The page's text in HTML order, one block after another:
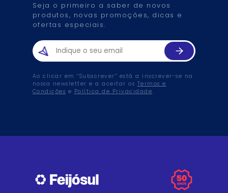
Seja o primeiro a saber de novos
produtos, novas promoções, dicas e
ofertas especiais.
Ao clicar em “Subscrever” está a inscrever-se na
nossa newsletter e a aceitar os Termos e
Condições e Política de Privacidade.